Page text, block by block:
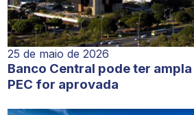
25 de maio de 2026
Banco Central pode ter
PEC for aprovada